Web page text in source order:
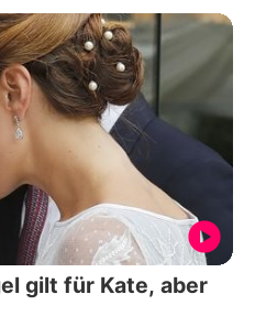
gilt für Kate, aber